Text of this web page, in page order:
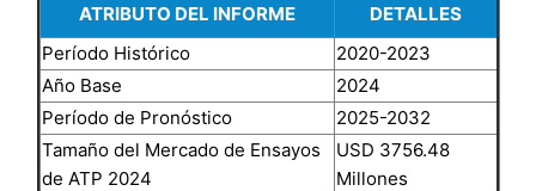
ATRIBUTO DEL INFORME
DETALLES
Período Histórico
2020-2023
Año Base
2024
Período de Pronóstico
2025-2032
Tamaño del Mercado de Ensayos
de ATP 2024
USD 3756.48
Millones